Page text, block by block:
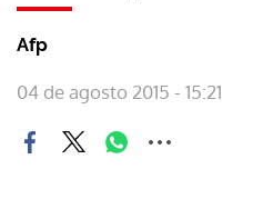
Afp
04 de agosto 2015 - 15:21